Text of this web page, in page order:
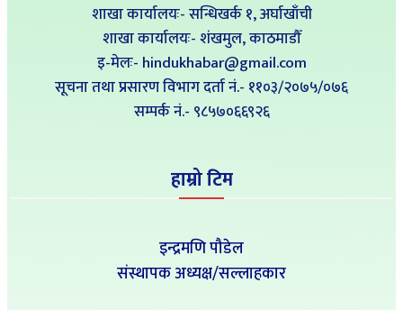
शाखा कार्यालयः- सन्धिखर्क १, अर्घाखाँची
शाखा कार्यालयः- शंखमुल, काठमाडौँ
इ-मेलः- hindukhabar@gmail.com
सूचना तथा प्रसारण विभाग दर्ता नं.- ११०३/२०७५/०७६
सम्पर्क नं‍.- ९८५७०६६९२६
हाम्रो टिम
इन्द्रमणि पौडेल
संस्थापक अध्यक्ष/सल्लाहकार